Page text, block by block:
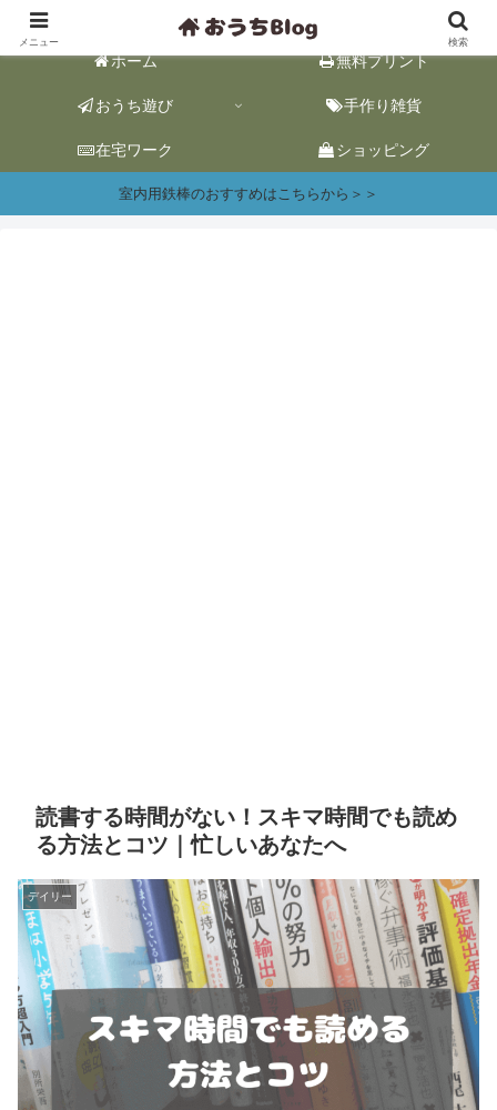
おうち遊び&ワーク情報｜おうち時間をhappyに。
ホーム 無料プリント
おうち遊び 手作り雑貨
在宅ワーク ショッピング
室内用鉄棒のおすすめはこちらから＞＞
読書する時間がない！スキマ時間でも読め
る方法とコツ｜忙しいあなたへ
デイリー
メニュー 検索